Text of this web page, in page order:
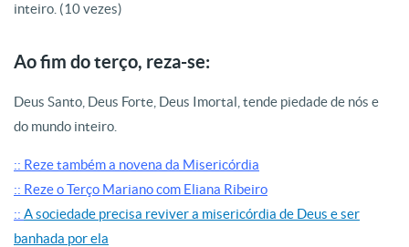
inteiro. (10 vezes)
Ao fim do terço, reza-se:
Deus Santo, Deus Forte, Deus Imortal, tende piedade de nós e
do mundo inteiro.
:: Reze também a novena da Misericórdia
:: Reze o Terço Mariano com Eliana Ribeiro
:: A sociedade precisa reviver a misericórdia de Deus e ser
banhada por ela